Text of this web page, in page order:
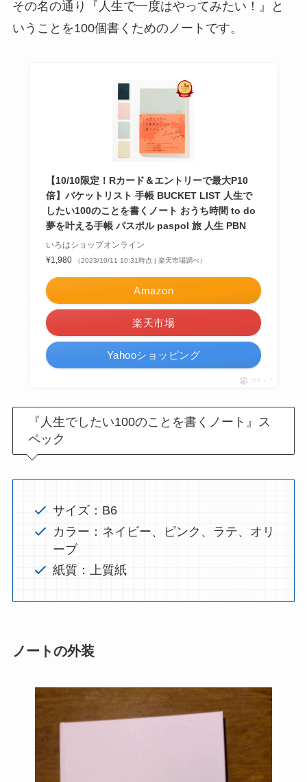
その名の通り『人生で一度はやってみたい！』と
いうことを100個書くためのノートです。
【10/10限定！Rカード＆エントリーで最大P10
倍】バケットリスト 手帳 BUCKET LIST 人生で
したい100のことを書くノート おうち時間 to do
夢を叶える手帳 パスポル paspol 旅 人生 PBN
いろはショップオンライン
¥1,980
（2023/10/11 10:31時点 | 楽天市場調べ）
Amazon
楽天市場
Yahooショッピング
ポチップ
『人生でしたい100のことを書くノート』ス
ペック
サイズ：B6
カラー：ネイビー、ピンク、ラテ、オリ
ーブ
紙質：上質紙
ノートの外装